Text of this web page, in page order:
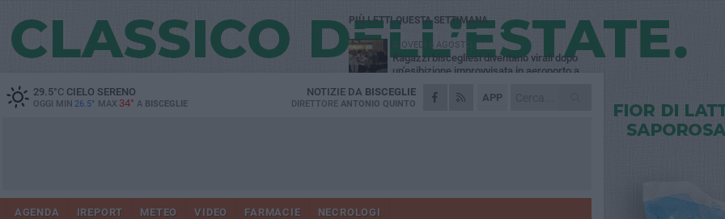
29.5°CCIELO SERENO
OGGI MIN 26.5° MAX 34° A BISCEGLIE
APP
NOTIZIE DA BISCEGLIE
DIRETTORE ANTONIO QUINTO
AGENDA IREPORT METEO VIDEO FARMACIE NECROLOGI
PIÙ LETTI QUESTA SETTIMANA
GIOVEDÌ 6 AGOSTO
Ragazzi biscegliesi diventano virali dopo
un'esibizione improvvisata in aeroporto a
MARTEDÌ 4 AGOSTO
Emergenza caldo, il Comune di Bisceglie
Due auto incendiate nella notte in via Dieta